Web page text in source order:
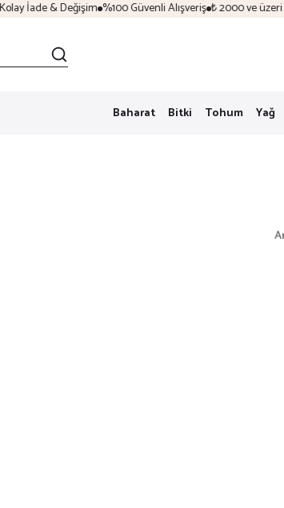
İade & Değişim %100 Güvenli Alışveriş ₺ 2000 ve üzeri
Baharat Bitki Tohum Yağ